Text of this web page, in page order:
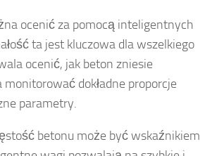
ocenić za pomocą inteligentnych
ta jest kluczowa dla wszelkiego
ocenić, jak beton zniesie
dokładne proporcje
parametry.
betonu może być wskaźnikiem